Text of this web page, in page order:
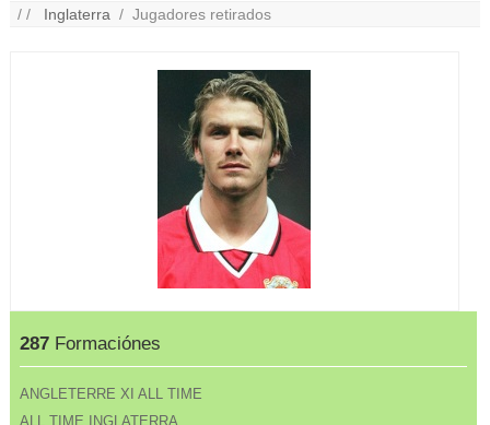
/ / Inglaterra / Jugadores retirados
287 Formaciónes
ANGLETERRE XI ALL TIME
ALL TIME INGLATERRA